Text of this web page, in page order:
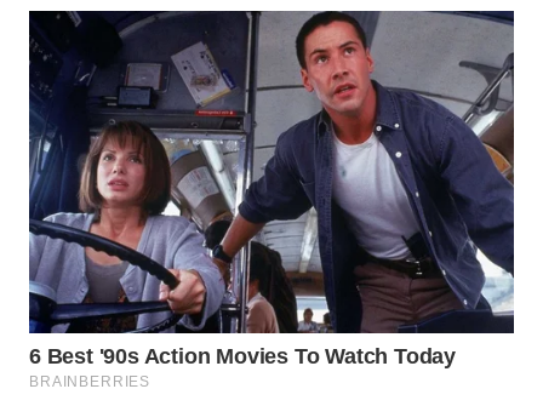
WN
PADANG
LAWAS
WN
SUMEDANG
WN
CIANJUR
WN
KEPULAUAN